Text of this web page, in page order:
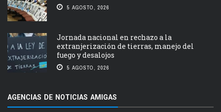
5 AGOSTO, 2026
Jornada nacional en rechazo a la
extranjerización de tierras, manejo del
fuego y desalojos
5 AGOSTO, 2026
AGENCIAS DE NOTICIAS AMIGAS